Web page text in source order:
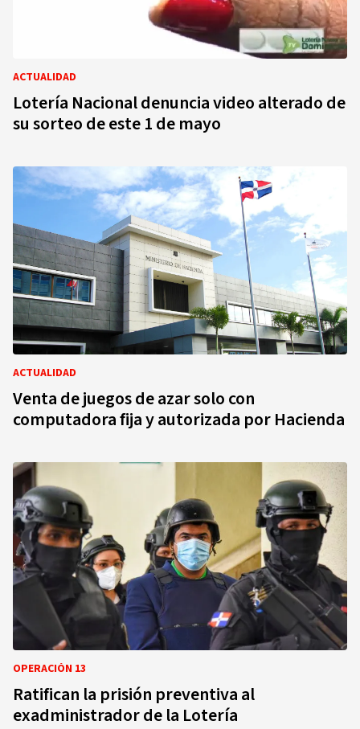
ACTUALIDAD
Lotería Nacional denuncia video alterado de
su sorteo de este 1 de mayo
ACTUALIDAD
Venta de juegos de azar solo con
computadora fija y autorizada por Hacienda
OPERACIÓN 13
Ratifican la prisión preventiva al
exadministrador de la Lotería